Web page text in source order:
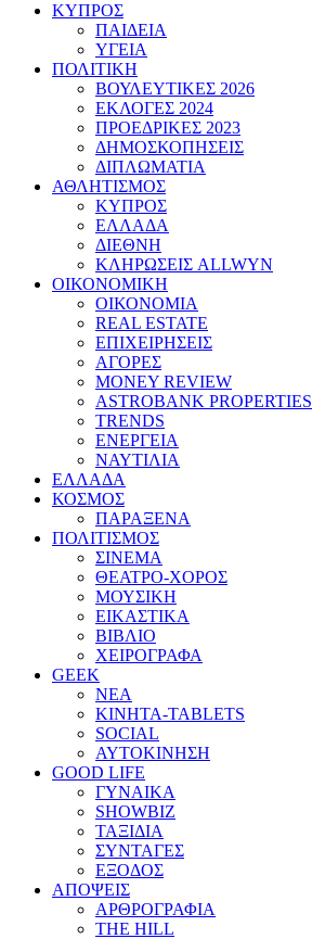
ΚΥΠΡΟΣ
ΠΑΙΔΕΙΑ
ΥΓΕΙΑ
ΠΟΛΙΤΙΚΗ
ΒΟΥΛΕΥΤΙΚΕΣ 2026
ΕΚΛΟΓΕΣ 2024
ΠΡΟΕΔΡΙΚΕΣ 2023
ΔΗΜΟΣΚΟΠΗΣΕΙΣ
ΔΙΠΛΩΜΑΤΙΑ
ΑΘΛΗΤΙΣΜΟΣ
ΚΥΠΡΟΣ
ΕΛΛΑΔΑ
ΔΙΕΘΝΗ
ΚΛΗΡΩΣΕΙΣ ALLWYN
ΟΙΚΟΝΟΜΙΚΗ
ΟΙΚΟΝΟΜΙΑ
REAL ESTATE
ΕΠΙΧΕΙΡΗΣΕΙΣ
ΑΓΟΡΕΣ
MONEY REVIEW
ASTROBANK PROPERTIES
TRENDS
ΕΝΕΡΓΕΙΑ
ΝΑΥΤΙΛΙΑ
ΕΛΛΑΔΑ
ΚΟΣΜΟΣ
ΠΑΡΑΞΕΝΑ
ΠΟΛΙΤΙΣΜΟΣ
ΣΙΝΕΜΑ
ΘΕΑΤΡΟ-ΧΟΡΟΣ
ΜΟΥΣΙΚΗ
ΕΙΚΑΣΤΙΚΑ
ΒΙΒΛΙΟ
ΧΕΙΡΟΓΡΑΦΑ
GEEK
ΝΕΑ
ΚΙΝΗΤΑ-TABLETS
SOCIAL
ΑΥΤΟΚΙΝΗΣΗ
GOOD LIFE
ΓΥΝΑΙΚΑ
SHOWBIZ
ΤΑΞΙΔΙΑ
ΣΥΝΤΑΓΕΣ
ΕΞΟΔΟΣ
ΑΠΟΨΕΙΣ
ΑΡΘΡΟΓΡΑΦΙΑ
THE HILL